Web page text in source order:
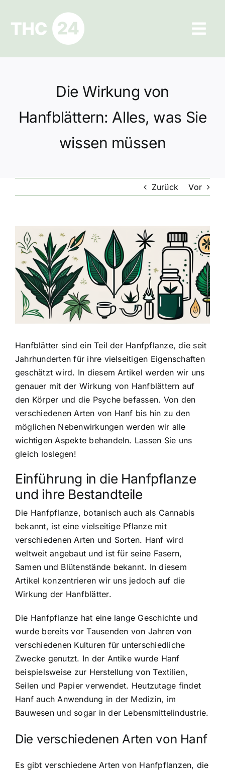
springen
Ratgeber
Hilfe und Kontakt
Datenschutz
Die Wirkung von
Hanfblättern: Alles, was Sie
wissen müssen
Zurück Vor
Zeige
grösseres
Bild
Hanfblätter sind ein Teil der Hanfpflanze, die seit
Jahrhunderten für ihre vielseitigen Eigenschaften
geschätzt wird. In diesem Artikel werden wir uns
genauer mit der Wirkung von Hanfblättern auf
den Körper und die Psyche befassen. Von den
verschiedenen Arten von Hanf bis hin zu den
möglichen Nebenwirkungen werden wir alle
wichtigen Aspekte behandeln. Lassen Sie uns
gleich loslegen!
Einführung in die Hanfpflanze
und ihre Bestandteile
Die Hanfpflanze, botanisch auch als Cannabis
bekannt, ist eine vielseitige Pflanze mit
verschiedenen Arten und Sorten. Hanf wird
weltweit angebaut und ist für seine Fasern,
Samen und Blütenstände bekannt. In diesem
Artikel konzentrieren wir uns jedoch auf die
Wirkung der Hanfblätter.
Die Hanfpflanze hat eine lange Geschichte und
wurde bereits vor Tausenden von Jahren von
verschiedenen Kulturen für unterschiedliche
Zwecke genutzt. In der Antike wurde Hanf
beispielsweise zur Herstellung von Textilien,
Seilen und Papier verwendet. Heutzutage findet
Hanf auch Anwendung in der Medizin, im
Bauwesen und sogar in der Lebensmittelindustrie.
Die verschiedenen Arten von Hanf
Es gibt verschiedene Arten von Hanfpflanzen, die